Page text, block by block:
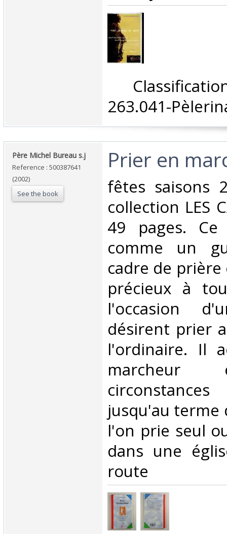
263.041-
‎Père Michel Bureau s.j‎
Reference : 500387641
(2002)
See the book
‎Prier en
‎fêtes saisons
collection LES
49 pages.
comme un
cadre de
précieux à
l'occasion
désirent prier
l'ordinaire. Il
marcheur
jusqu'au terme
l'on prie seul
dans une
route‎